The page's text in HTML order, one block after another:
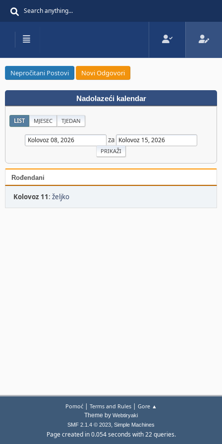
Nepročitani Postovi Novi Odgovori
Nadolazeći kalendar
LIST MJESEC TJEDAN
za
Rođendani
Kolovoz 11: željko
Pomoć| Terms and Rules| Gore ▲
Theme by Webtiryaki
SMF 2.1.4 © 2023, Simple Machines
Page created in 0.054 seconds with 22 queries.